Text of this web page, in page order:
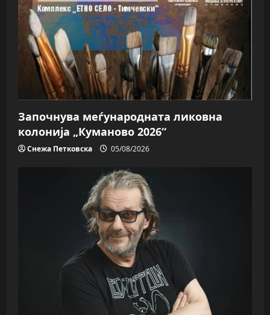
Започнува меѓународната ликовна
колонија „Куманово 2026“
Снежа Петковска 05/08/2026